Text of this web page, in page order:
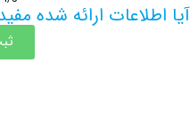
ارائه شده مفید بود ؟
ثبت نظر